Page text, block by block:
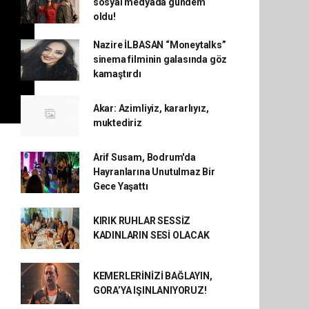
oldu!
Nazire İLBASAN “Moneytalks”
sinema filminin galasında göz
kamaştırdı
Akar: Azimliyiz, kararlıyız,
muktediriz
Arif Susam, Bodrum'da
Hayranlarına Unutulmaz Bir
Gece Yaşattı
KIRIK RUHLAR SESSİZ
KADINLARIN SESİ OLACAK
KEMERLERİNİZİ BAĞLAYIN,
GORA’YA IŞINLANIYORUZ!